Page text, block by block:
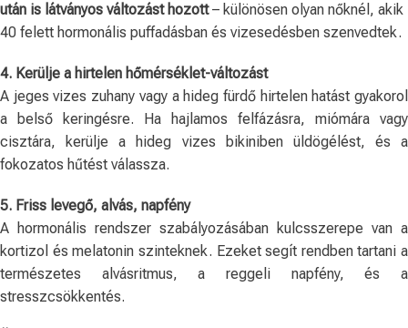
után is látványos változást hozott– különösen olyan nőknél, akik
40 felett hormonális puffadásban és vizesedésben szenvedtek.
4. Kerülje a hirtelen hőmérséklet-változást
A jeges vizes zuhany vagy a hideg fürdő hirtelen hatást gyakorol
a belső keringésre. Ha hajlamos felfázásra, miómára vagy
cisztára, kerülje a hideg vizes bikiniben üldögélést, és a
fokozatos hűtést válassza.
5. Friss levegő, alvás, napfény
A hormonális rendszer szabályozásában kulcsszerepe van a
kortizol és melatonin szinteknek. Ezeket segít rendben tartani a
természetes alvásritmus, a reggeli napfény, és a
stresszcsökkentés.